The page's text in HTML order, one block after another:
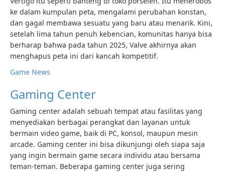
ke dalam kumpulan peta, mengalami perubahan konstan,
dan gagal membawa sesuatu yang baru atau menarik. Kini,
setelah lima tahun penuh kebencian, komunitas hanya bisa
berharap bahwa pada tahun 2025, Valve akhirnya akan
menghapus peta ini dari kancah kompetitif.
Game News
Gaming Center
Gaming center adalah sebuah tempat atau fasilitas yang
menyediakan berbagai perangkat dan layanan untuk
bermain video game, baik di PC, konsol, maupun mesin
arcade. Gaming center ini bisa dikunjungi oleh siapa saja
yang ingin bermain game secara individu atau bersama
teman-teman. Beberapa gaming center juga sering